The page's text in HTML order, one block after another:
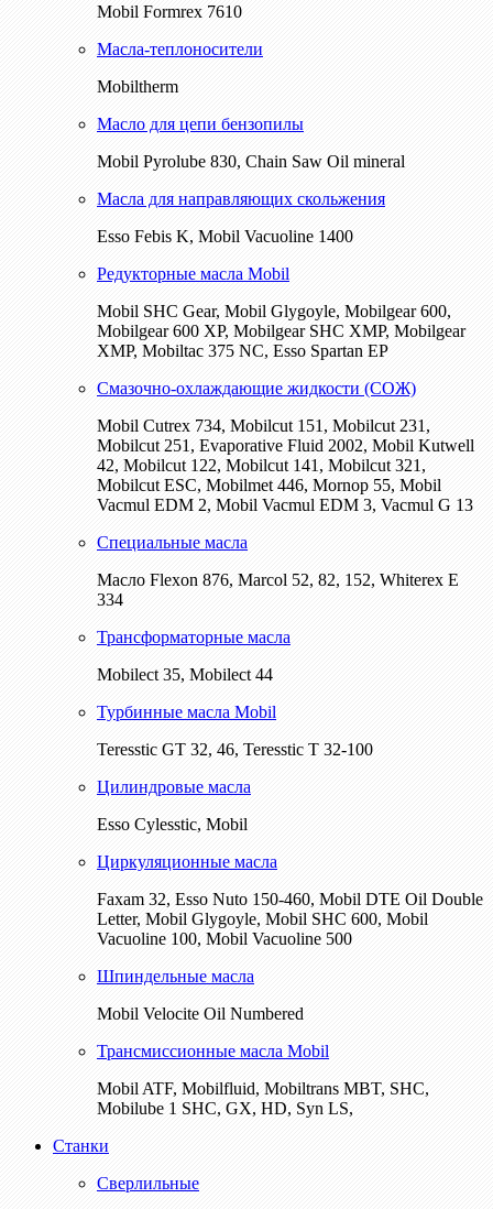
Mobil Formrex 7610
Масла-теплоносители
Mobiltherm
Масло для цепи бензопилы
Mobil Pyrolube 830, Chain Saw Oil mineral
Масла для направляющих скольжения
Esso Febis K, Mobil Vacuoline 1400
Редукторные масла Mobil
Mobil SHC Gear, Mobil Glygoyle, Mobilgear 600,
Mobilgear 600 XP, Mobilgear SHC XMP, Mobilgear
XМP, Mobiltac 375 NC, Esso Spartan EP
Смазочно-охлаждающие жидкости (СОЖ)
Mobil Cutrex 734, Mobilcut 151, Mobilcut 231,
Mobilcut 251, Evaporative Fluid 2002, Mobil Kutwell
42, Mobilcut 122, Mobilcut 141, Mobilcut 321,
Mobilcut ESC, Mobilmet 446, Mornop 55, Mobil
Vacmul EDM 2, Mobil Vacmul EDM 3, Vacmul G 13
Специальные масла
Масло Flexon 876, Marcol 52, 82, 152, Whiterex E
334
Трансформаторные масла
Mobilect 35, Mobilect 44
Турбинные масла Mobil
Teresstic GT 32, 46, Teresstic T 32-100
Цилиндровые масла
Esso Cylesstic, Mobil
Циркуляционные масла
Faxam 32, Esso Nuto 150-460, Mobil DTE Oil Double
Letter, Mobil Glygoyle, Mobil SHC 600, Mobil
Vacuoline 100, Mobil Vacuoline 500
Шпиндельные масла
Mobil Velocite Oil Numbered
Трансмиссионные масла Mobil
Mobil ATF, Mobilfluid, Mobiltrans MBT, SHC,
Mobilube 1 SHC, GX, HD, Syn LS,
Станки
Сверлильные